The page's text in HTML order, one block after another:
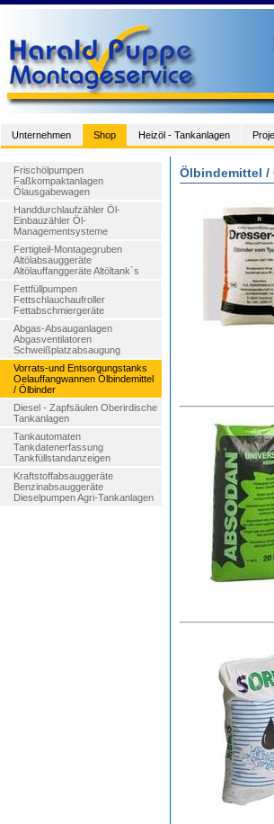
Unternehmen Shop Heizöl - Tankanlagen
Ölbindemittel /
Frischölpumpen
Faßkompaktanlagen
Ölausgabewagen
Handdurchlaufzähler Öl-
Einbauzähler Öl-
Managementsysteme
Fertigteil-Montagegruben
Altölabsauggeräte
Altölauffanggeräte Altöltank`s
Fettfüllpumpen
Fettschlauchaufroller
Fettabschmiergeräte
Abgas-Absauganlagen
Abgasventilatoren
Schweißplatzabsaugung
Vorrats-und Entsorgungstanks
Oelauffangwannen Ölbindemittel
/ Ölbinder
Diesel - Zapfsäulen Oberirdische
Tankanlagen
Tankautomaten
Tankdatenerfassung
Tankfüllstandanzeigen
Kraftstoffabsauggeräte
Benzinabsauggeräte
Dieselpumpen Agri-Tankanlagen